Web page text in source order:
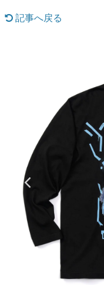
ゲームが
「経験値」
の起源や
イニーP氏
カテゴリ
特集記事
マンガ
女性向け
アプリレビュー
その他
記事へ戻る